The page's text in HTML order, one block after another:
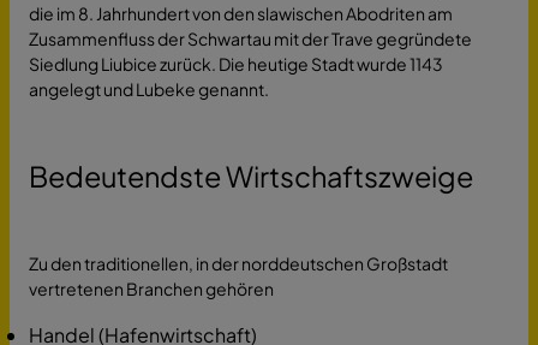
die im 8. Jahrhundert von den slawischen Abodriten am
Zusammenfluss der Schwartau mit der Trave gegründete
Siedlung Liubice zurück. Die heutige Stadt wurde 1143
angelegt und Lubeke genannt.
Bedeutendste Wirtschaftszweige
Zu den traditionellen, in der norddeutschen Großstadt
vertretenen Branchen gehören
Handel (Hafenwirtschaft)